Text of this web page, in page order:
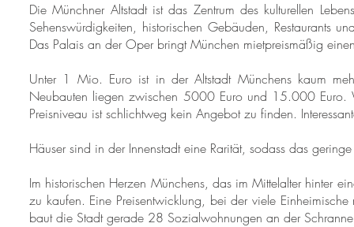
Die Münchner Altstadt ist das Zentrum des kulturellen
Sehenswürdigkeiten, historischen Gebäuden, Restaurants
Das Palais an der Oper bringt München mietpreismäßig
Unter 1 Mio. Euro ist in der Altstadt Münchens kaum
Neubauten liegen zwischen 5000 Euro und 15.000 Euro.
Preisniveau ist schlichtweg kein Angebot zu finden.
Häuser sind in der Innenstadt eine Rarität, sodass das
Im historischen Herzen Münchens, das im Mittelalter hinter
zu kaufen. Eine Preisentwicklung, bei der viele
baut die Stadt gerade 28 Sozialwohnungen an der